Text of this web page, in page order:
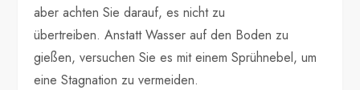
aber achten Sie darauf, es nicht zu
übertreiben. Anstatt Wasser auf den Boden zu
gießen, versuchen Sie es mit einem Sprühnebel, um
eine Stagnation zu vermeiden.